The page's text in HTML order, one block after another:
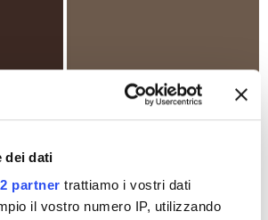
dei dati
partner trattiamo i vostri dati
il vostro numero IP, utilizzando